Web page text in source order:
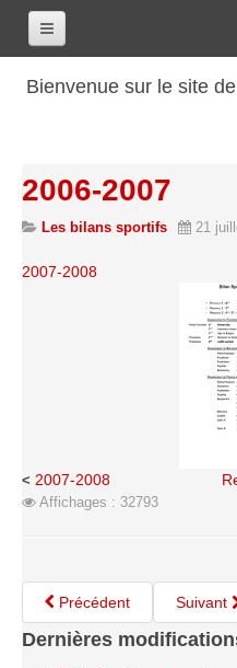
Bienvenue sur le site
Les renseignements
Les coordonnées
Les horaires
Saison 2016-2017
Saison 2015-2016
Saison 2013-2014
Saison 2012-2013
Saison 2011-2012
2006-2007
Les bilans sportifs 21
2007-2008
< 2007-2008
Affichages : 32793
Précédent Suivant
Dernières